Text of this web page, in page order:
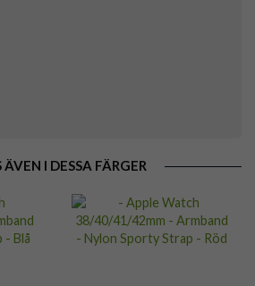
ÄVEN I DESSA FÄRGER